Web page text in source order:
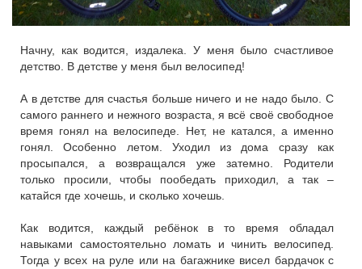
Начну, как водится, издалека. У меня было счастливое
детство. В детстве у меня был велосипед!
А в детстве для счастья больше ничего и не надо было. С
самого раннего и нежного возраста, я всё своё свободное
время гонял на велосипеде. Нет, не катался, а именно
гонял. Особенно летом. Уходил из дома сразу как
просыпался, а возвращался уже затемно. Родители
только просили, чтобы пообедать приходил, а так –
катайся где хочешь, и сколько хочешь.
Как водится, каждый ребёнок в то время обладал
навыками самостоятельно ломать и чинить велосипед.
Тогда у всех на руле или на багажнике висел бардачок с